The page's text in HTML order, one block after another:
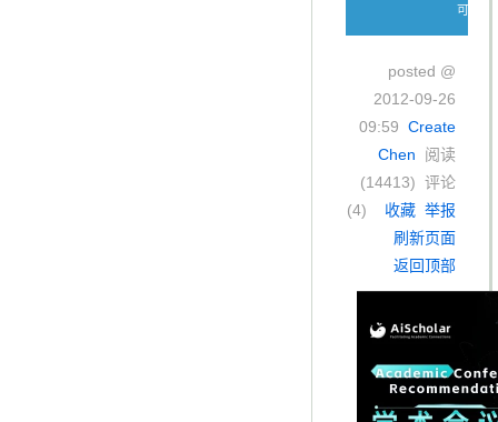
可。
posted @
2012-09-26
09:59 Create
Chen 阅读
(14413) 评论
(4) 收藏 举报
刷新页面
返回顶部